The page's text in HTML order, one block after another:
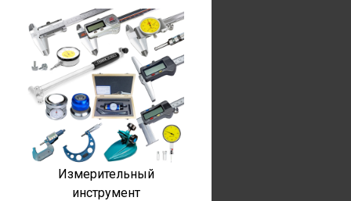
Измерительный
инструмент